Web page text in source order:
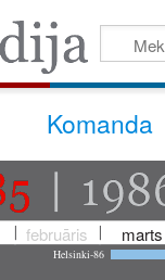
Komanda
februāris marts
Helsinki-86